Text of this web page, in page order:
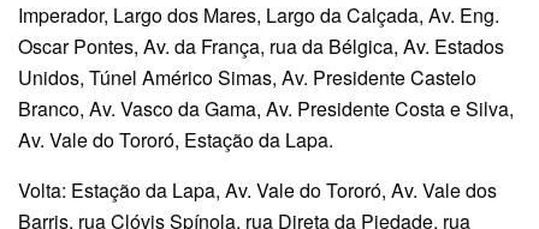
Imperador, Largo dos Mares, Largo da Calçada, Av. Eng.
Oscar Pontes, Av. da França, rua da Bélgica, Av. Estados
Unidos, Túnel Américo Simas, Av. Presidente Castelo
Branco, Av. Vasco da Gama, Av. Presidente Costa e Silva,
Av. Vale do Tororó, Estação da Lapa.
Volta: Estação da Lapa, Av. Vale do Tororó, Av. Vale dos
Barris, rua Clóvis Spínola, rua Direta da Piedade, rua